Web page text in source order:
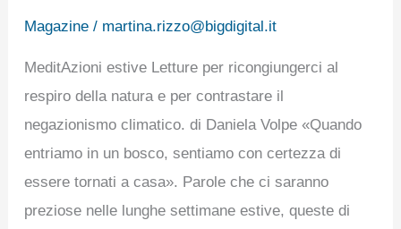
Magazine/ martina.rizzo@bigdigital.it
MeditAzioni estive Letture per ricongiungerci al
respiro della natura e per contrastare il
negazionismo climatico. di Daniela Volpe «Quando
entriamo in un bosco, sentiamo con certezza di
essere tornati a casa». Parole che ci saranno
preziose nelle lunghe settimane estive, queste di